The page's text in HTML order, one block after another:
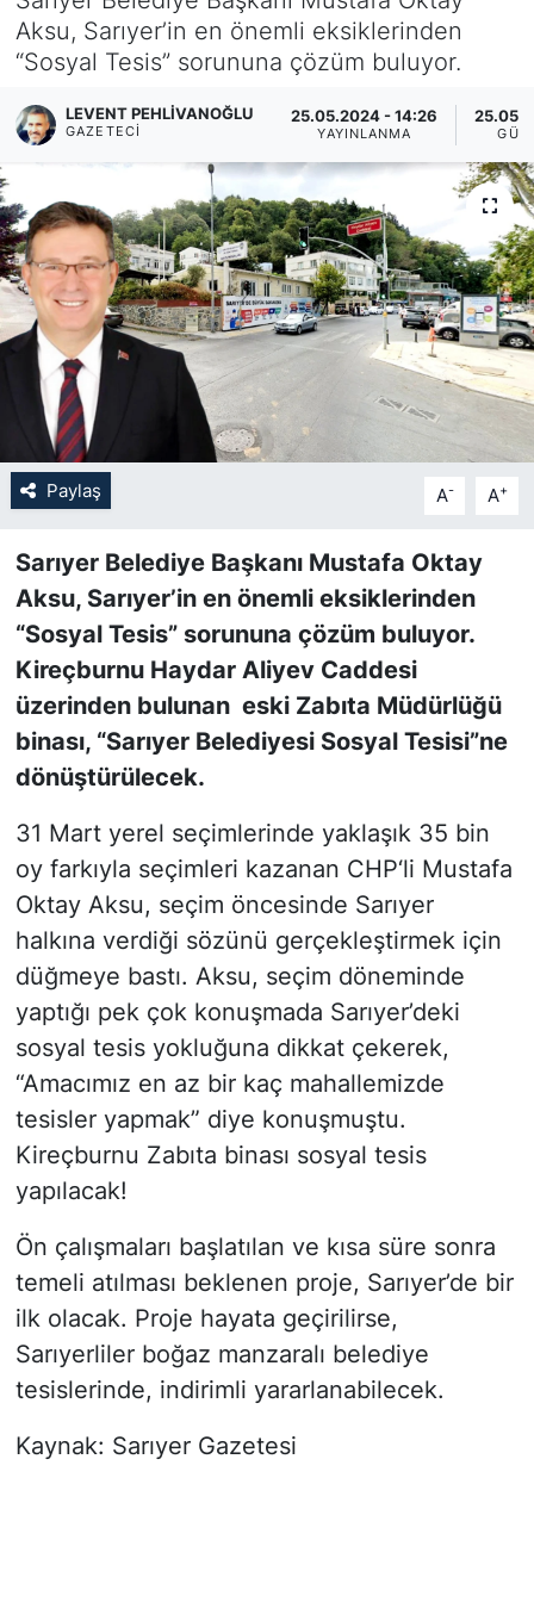
Aksu, Sarıyer’in en önemli eksiklerinden
“Sosyal Tesis” sorununa çözüm buluyor.
LEVENT PEHLIVANOĞLU
GAZETECI
25.05.2024 - 14:26
YAYINLANMA
Paylaş A- A+
Sarıyer Belediye Başkanı Mustafa Oktay
Aksu, Sarıyer’in en önemli eksiklerinden
“Sosyal Tesis” sorununa çözüm buluyor.
Kireçburnu Haydar Aliyev Caddesi
üzerinden bulunan eski Zabıta Müdürlüğü
binası, “Sarıyer Belediyesi Sosyal Tesisi”ne
dönüştürülecek.
31 Mart yerel seçimlerinde yaklaşık 35 bin
oy farkıyla seçimleri kazanan CHP‘li Mustafa
Oktay Aksu, seçim öncesinde Sarıyer
halkına verdiği sözünü gerçekleştirmek için
düğmeye bastı. Aksu, seçim döneminde
yaptığı pek çok konuşmada Sarıyer’deki
sosyal tesis yokluğuna dikkat çekerek,
“Amacımız en az bir kaç mahallemizde
tesisler yapmak” diye konuşmuştu.
Kireçburnu Zabıta binası sosyal tesis
yapılacak!
Ön çalışmaları başlatılan ve kısa süre sonra
temeli atılması beklenen proje, Sarıyer’de bir
ilk olacak. Proje hayata geçirilirse,
Sarıyerliler boğaz manzaralı belediye
tesislerinde, indirimli yararlanabilecek.
Kaynak: Sarıyer Gazetesi
KÖŞE YAZILARI
KÖŞE YAZILARI (Arşiv)
KÜLTÜR SANAT
MAGAZİN
RÖPORTAJ
SAĞLIK
SARIYER HABERLERİ
SARIYER İMAR BARIŞI
SİYASET
SON DAKİKA HABERİ
SPOR
TEKNOLOJİ
TÜRKİYE VE DÜNYA GÜNDEMİ
VİDEO GALERİ
YAŞAM